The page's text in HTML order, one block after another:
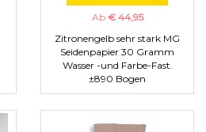
Ab € 44,95
Zitronengelb sehr stark MG
Seidenpapier 30 Gramm
Wasser -und Farbe-Fast.
±890 Bogen